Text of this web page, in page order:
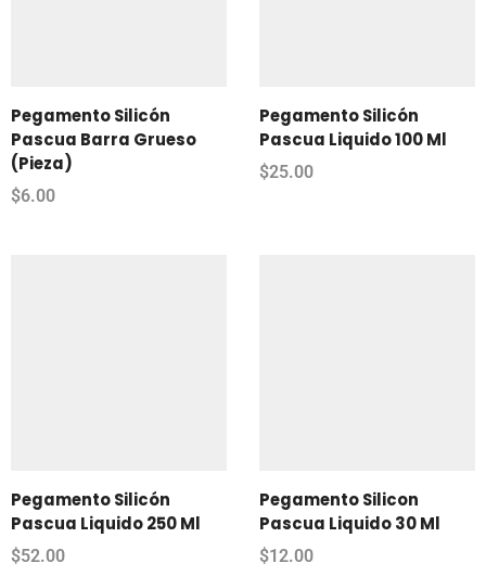
Pegamento Silicón
Pascua Barra Grueso
(Pieza)
$6.00
Pegamento Silicón
Pascua Liquido 100 Ml
$25.00
Pegamento Silicón
Pascua Liquido 250 Ml
$52.00
Pegamento Silicon
Pascua Liquido 30 Ml
$12.00